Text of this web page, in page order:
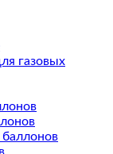
газовых